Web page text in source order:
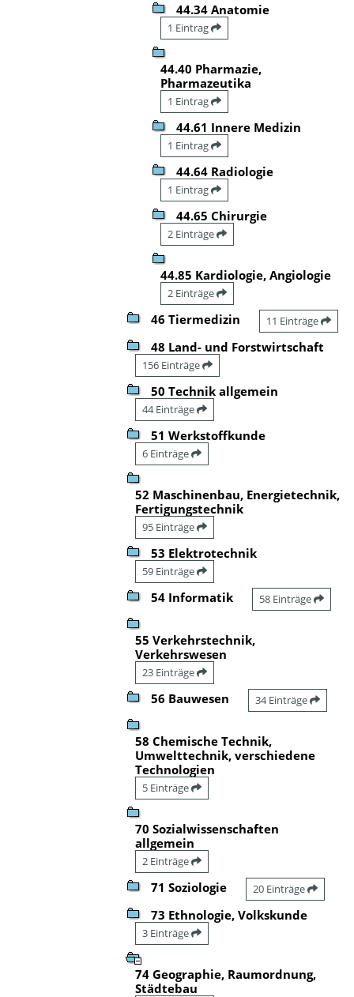
44.34 Anatomie
1 Eintrag
44.40 Pharmazie,
Pharmazeutika
1 Eintrag
44.61 Innere Medizin
1 Eintrag
44.64 Radiologie
1 Eintrag
44.65 Chirurgie
2 Einträge
44.85 Kardiologie, Angiologie
2 Einträge
46 Tiermedizin 11 Einträge
48 Land- und Forstwirtschaft
156 Einträge
50 Technik allgemein
44 Einträge
51 Werkstoffkunde
6 Einträge
52 Maschinenbau, Energietechnik,
Fertigungstechnik
95 Einträge
53 Elektrotechnik
59 Einträge
54 Informatik 58 Einträge
55 Verkehrstechnik,
Verkehrswesen
23 Einträge
56 Bauwesen 34 Einträge
58 Chemische Technik,
Umwelttechnik, verschiedene
Technologien
5 Einträge
70 Sozialwissenschaften
allgemein
2 Einträge
71 Soziologie 20 Einträge
73 Ethnologie, Volkskunde
3 Einträge
74 Geographie, Raumordnung,
Städtebau